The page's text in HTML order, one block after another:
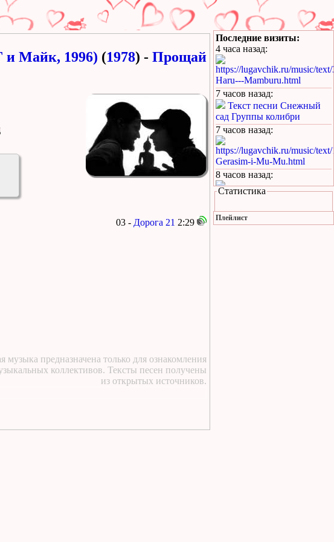
и Майк, 1996) (1978) - Прощай
03 - Дорога 21 2:29
музыка предназначена только для ознакомления
коллективов. Тексты песен получены
из открытых источников.
Последние визиты:
4 часа назад:
https://lugavchik.ru/music/
Haru---Mamburu.html
7 часов назад:
Текст песни Снежный
сад Группы колибри
7 часов назад:
https://lugavchik.ru/music/
Gerasim-i-Mu-Mu.html
8 часов назад:
https://lugavchik.ru/music/
12 часов назад
Статистика
Плейлист